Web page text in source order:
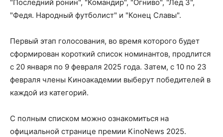
"Последний ронин", "Командир", "Огниво", "Лед 3",
"Федя. Народный футболист" и "Конец Славы".
Первый этап голосования, во время которого будет
сформирован короткий список номинантов, продлится
с 20 января по 9 февраля 2025 года. Затем, с 10 по 23
февраля члены Киноакадемии выберут победителей в
каждой из категорий.
С полным списком можно ознакомиться на
официальной странице премии KinoNews 2025.